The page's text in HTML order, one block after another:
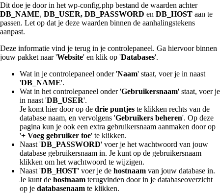
Dit doe je door in het wp-config.php bestand de waarden achter
DB_NAME, DB_USER, DB_PASSWORD en DB_HOST aan te
passen. Let op dat je deze waarden binnen de aanhalingstekens
aanpast.
Deze informatie vind je terug in je controlepaneel. Ga hiervoor binnen
jouw pakket naar 'Website' en klik op 'Databases'.
Wat in je controlepaneel onder 'Naam' staat, voer je in naast
'DB_NAME'.
Wat in het controlepaneel onder 'Gebruikersnaam' staat, voer je
in naast 'DB_USER'.
Je komt hier door op de drie puntjes te klikken rechts van de
database naam, en vervolgens 'Gebruikers beheren'. Op deze
pagina kun je ook een extra gebruikersnaam aanmaken door op
'+ Voeg gebruiker toe' te klikken.
Naast 'DB_PASSWORD' voer je het wachtwoord van jouw
database gebruikersnaam in. Je kunt op de gebruikersnaam
klikken om het wachtwoord te wijzigen.
Naast 'DB_HOST' voer je de hostnaam van jouw database in.
Je kunt de hostnaam terugvinden door in je databaseoverzicht
op je databasenaam te klikken.